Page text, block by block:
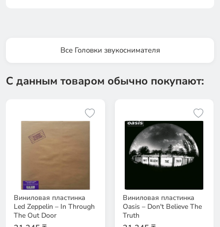
Все Головки звукоснимателя
С данным товаром обычно покупают:
Виниловая пластинка
Led Zeppelin – In Through
The Out Door
Виниловая пластинка
Oasis – Don't Believe The
Truth